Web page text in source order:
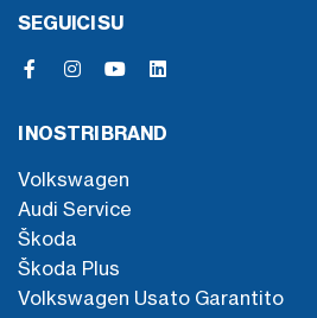
SEGUICI SU
I NOSTRI BRAND
Volkswagen
Audi Service
Škoda
Škoda Plus
Volkswagen Usato Garantito